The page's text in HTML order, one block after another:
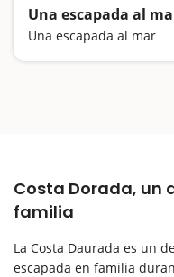
Una escapada al
Una escapada al mar
Costa Dorada, un
familia
La Costa Daurada es un
escapada en familia